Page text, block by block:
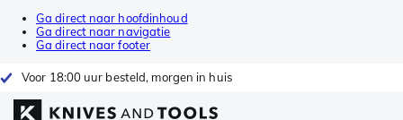
Ga direct naar hoofdinhoud
Ga direct naar navigatie
Ga direct naar footer
Voor 18:00 uur besteld, morgen in huis